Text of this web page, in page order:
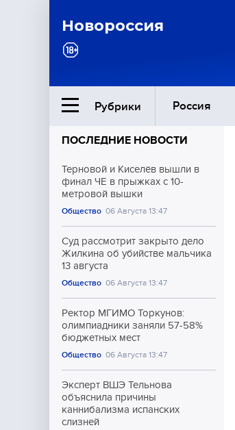
Новороссия
Рубрики Россия
Ближний Восток
Общество
Культура
ПОСЛЕДНИЕ НОВОСТИ
Терновой и Киселёв вышли в
финал ЧЕ в прыжках с 10-
метровой вышки
Общество 06 Августа 13:47
Суд рассмотрит закрыто дело
Жилкина об убийстве мальчика
13 августа
Общество 06 Августа 13:47
Ректор МГИМО Торкунов:
олимпиадники заняли 57-58%
бюджетных мест
Общество 06 Августа 13:47
Эксперт ВШЭ Тельнова
объяснила причины
каннибализма испанских
слизней